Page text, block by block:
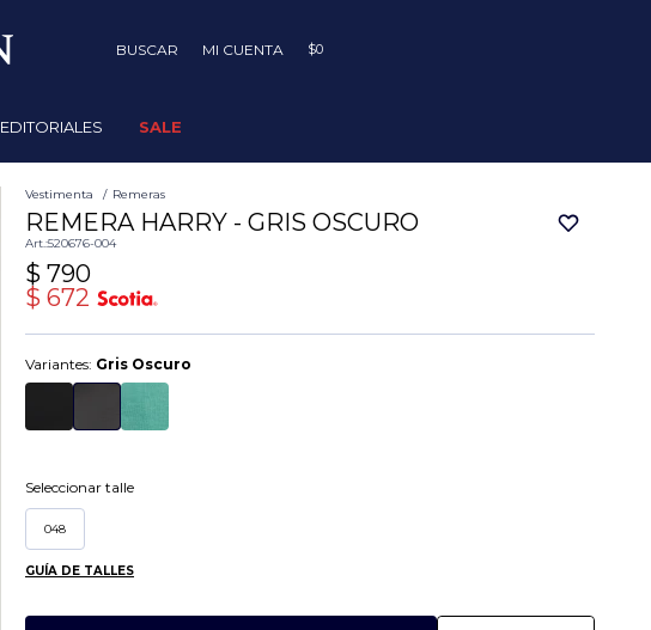
EDITORIALES SALE
$0
Vestimenta Remeras
REMERA HARRY - GRIS OSCURO
520676-004
$ 790
$ 672
Variantes: Gris Oscuro
Seleccionar talle
048
GUÍA DE TALLES